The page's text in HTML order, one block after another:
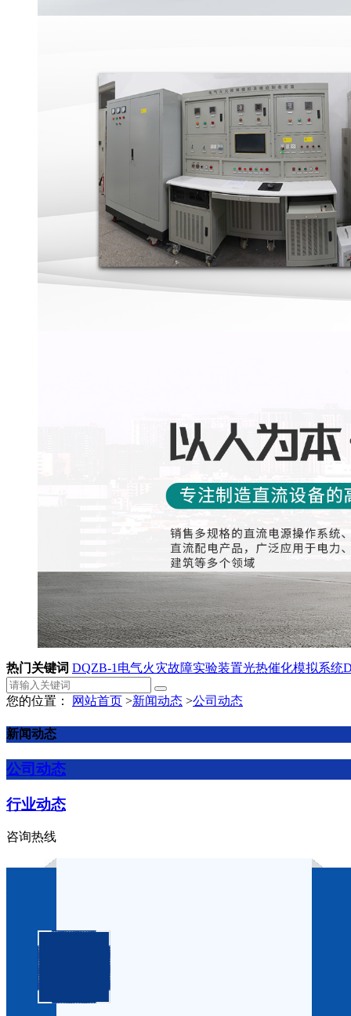
热门关键词 DQZB-1电气火灾故障实验装置光热催化模拟系统
您的位置： 网站首页 >新闻动态 >公司动态
新闻动态
公司动态
行业动态
咨询热线
作者： 点击：490 发布时间：2025-06-23